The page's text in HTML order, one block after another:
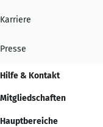
Karriere
Presse
Hilfe & Kontakt
Mitgliedschaften
Hauptbereiche